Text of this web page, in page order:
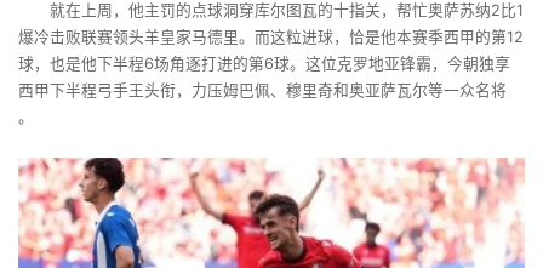
就在上周，他主罚的点球洞穿库尔图瓦的十指关，帮忙奥萨苏纳2比1
爆冷击败联赛领头羊皇家马德里。而这粒进球，恰是他本赛季西甲的第12
球，也是他下半程6场角逐打进的第6球。这位克罗地亚锋霸，今朝独享
西甲下半程弓手王头衔，力压姆巴佩、穆里奇和奥亚萨瓦尔等一众名将
。